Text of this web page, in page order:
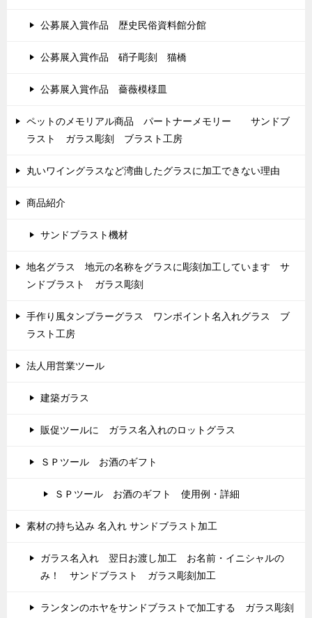
公募展入賞作品 歴史民俗資料館分館
公募展入賞作品 硝子彫刻 猫橋
公募展入賞作品 薔薇模様皿
ペットのメモリアル商品 パートナーメモリー サンドブ
ラスト ガラス彫刻 ブラスト工房
丸いワイングラスなど湾曲したグラスに加工できない理由
商品紹介
サンドブラスト機材
地名グラス 地元の名称をグラスに彫刻加工しています サ
ンドブラスト ガラス彫刻
手作り風タンブラーグラス ワンポイント名入れグラス ブ
ラスト工房
法人用営業ツール
建築ガラス
販促ツールに ガラス名入れのロットグラス
ＳＰツール お酒のギフト
ＳＰツール お酒のギフト 使用例・詳細
素材の持ち込み 名入れ サンドブラスト加工
ガラス名入れ 翌日お渡し加工 お名前・イニシャルの
み！ サンドブラスト ガラス彫刻加工
ランタンのホヤをサンドブラストで加工する ガラス彫刻